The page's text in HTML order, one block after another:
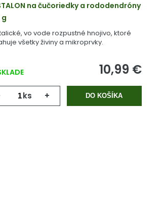
na čučoriedky a rododendróny
vo vode rozpustné hnojivo, ktoré
všetky živiny a mikroprvky.
10,99 €
ks + DO KOŠÍKA